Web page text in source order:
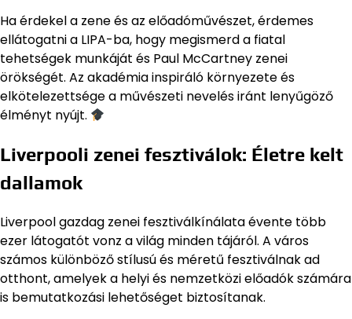
Ha érdekel a zene és az előadóművészet, érdemes
ellátogatni a LIPA-ba, hogy megismerd a fiatal
tehetségek munkáját és Paul McCartney zenei
örökségét. Az akadémia inspiráló környezete és
elkötelezettsége a művészeti nevelés iránt lenyűgöző
élményt nyújt.
Liverpooli zenei fesztiválok: Életre kelt
dallamok
Liverpool gazdag zenei fesztiválkínálata évente több
ezer látogatót vonz a világ minden tájáról. A város
számos különböző stílusú és méretű fesztiválnak ad
otthont, amelyek a helyi és nemzetközi előadók számára
is bemutatkozási lehetőséget biztosítanak.